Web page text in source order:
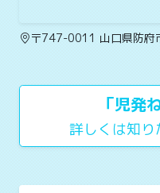
〒747-0011 山口県防
「児発
詳しくは知り